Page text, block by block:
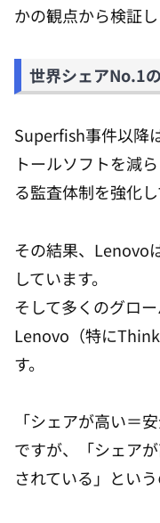
かの観点から検証し
世界シェアNo.1
Superfish事件以降
トールソフトを減
る監査体制を強化し
その結果、Lenovo
しています。
そして多くのグロ
Lenovo（特に
す。
「シェアが高い＝
ですが、「シェア
されている」という